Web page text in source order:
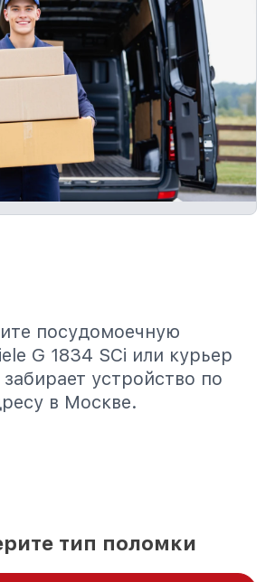
посудомоечную
G 1834 SCi или курьер
устройство по
в Москве.
тип поломки